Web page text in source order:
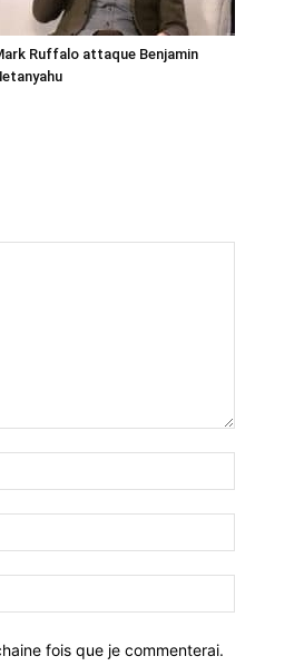
Ruffalo attaque Benjamin
fois que je commenterai.